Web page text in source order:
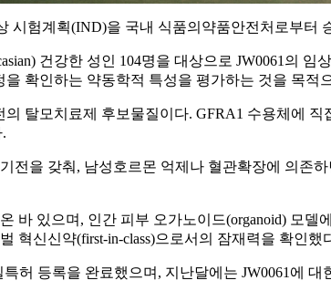
시험계획(IND)을 국내 식품의약품안전처로부터
건강한 성인 104명을 대상으로 JW0061의 임
확인하는 약동학적 특성을 평가하는 것을 목적
탈모치료제 후보물질이다. GFRA1 수용체에
전을 갖춰, 남성호르몬 억제나 혈관확장에 의존
바 있으며, 인간 피부 오가노이드(organoid) 모
혁신신약(first-in-class)으로서의 잠재력을 확인했
허 등록을 완료했으며, 지난달에는 JW0061에